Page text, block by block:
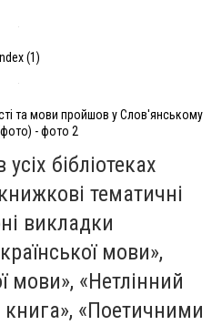
(1)
та мови пройшов у Слов'янському
- фото 2
бібліотеках
тематичні
викладки
мови»,
мови», «Нетлінний
книга», «Поетичними